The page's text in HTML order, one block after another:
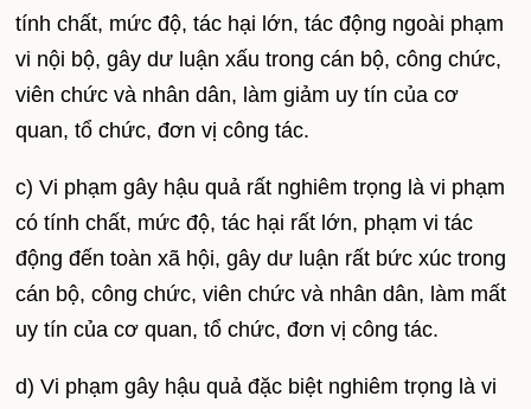
tính chất, mức độ, tác hại lớn, tác động ngoài phạm
vi nội bộ, gây dư luận xấu trong cán bộ, công chức,
viên chức và nhân dân, làm giảm uy tín của cơ
quan, tổ chức, đơn vị công tác.
c) Vi phạm gây hậu quả rất nghiêm trọng là vi phạm
có tính chất, mức độ, tác hại rất lớn, phạm vi tác
động đến toàn xã hội, gây dư luận rất bức xúc trong
cán bộ, công chức, viên chức và nhân dân, làm mất
uy tín của cơ quan, tổ chức, đơn vị công tác.
d) Vi phạm gây hậu quả đặc biệt nghiêm trọng là vi